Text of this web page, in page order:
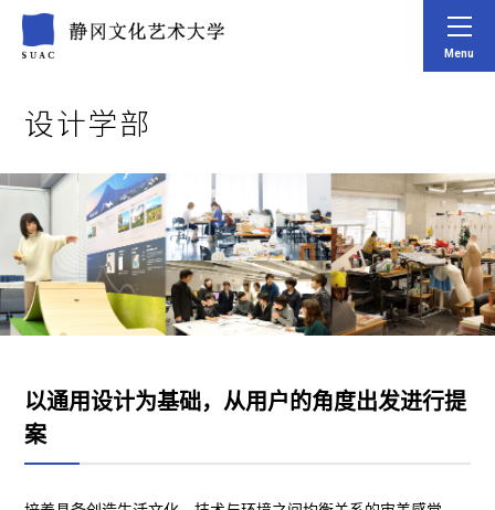
Menu
设计学部
以通用设计为基础，从用户的角度出发进行提
案